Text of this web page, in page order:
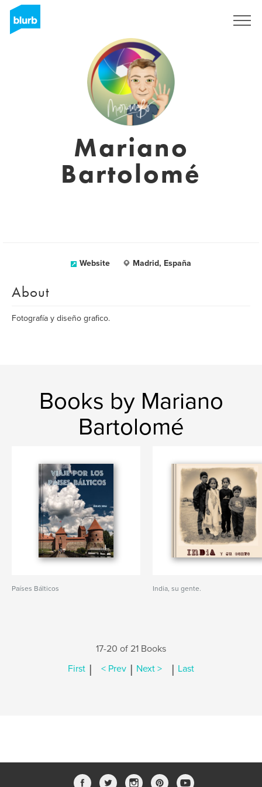
Mariano
Bartolomé
Website Madrid, España
About
Fotografía y diseño grafico.
Books by Mariano
Bartolomé
Países Bálticos India, su gente.
17-20 of 21 Books
First | < Prev | Next > | Last